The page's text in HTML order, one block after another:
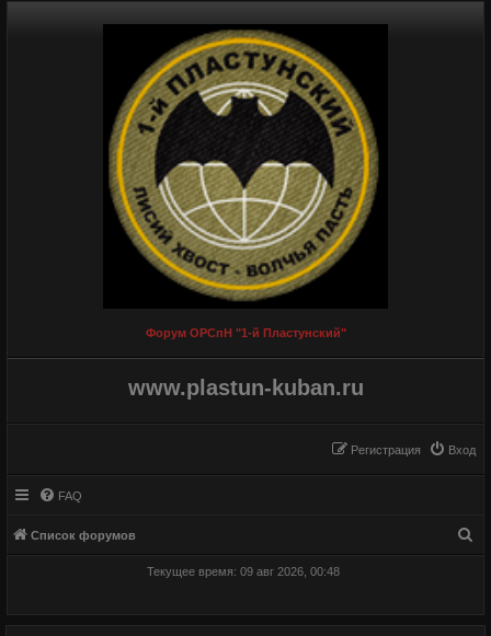
Форум ОРСпН "1-й Пластунский"
www.plastun-kuban.ru
Вход
Регистрация
FAQ
Список форумов
Текущее время: 09 авг 2026, 00:48